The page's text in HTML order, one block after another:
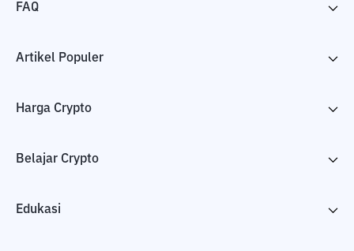
FAQ
Artikel Populer
Harga Crypto
Belajar Crypto
Edukasi